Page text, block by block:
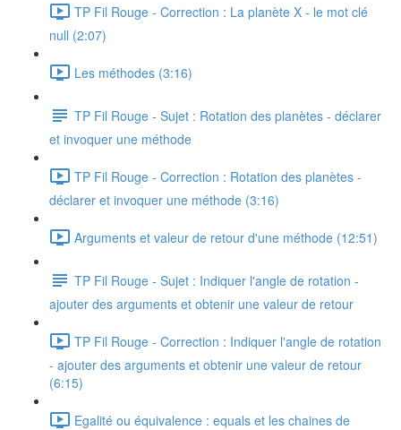
TP Fil Rouge - Correction : La planète X - le mot clé
null (2:07)
Les méthodes (3:16)
TP Fil Rouge - Sujet : Rotation des planètes - déclarer
et invoquer une méthode
TP Fil Rouge - Correction : Rotation des planètes -
déclarer et invoquer une méthode (3:16)
Arguments et valeur de retour d'une méthode (12:51)
TP Fil Rouge - Sujet : Indiquer l'angle de rotation -
ajouter des arguments et obtenir une valeur de retour
TP Fil Rouge - Correction : Indiquer l'angle de rotation
- ajouter des arguments et obtenir une valeur de retour
(6:15)
Egalité ou équivalence : equals et les chaines de